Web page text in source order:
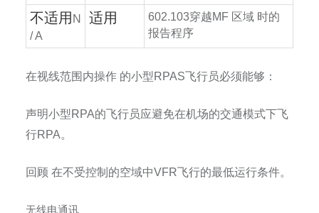
不适用 N
/ A
适用 602.103穿越MF 区域 时的
报告程序
在视线范围内操作 的小型RPAS 飞行员必须能够：
声明小型RPA的飞行员应避免在机场的交通模式下飞
行RPA。
回顾 在不受控制的空域中VFR 飞行的最低运行条件。
无线电通讯